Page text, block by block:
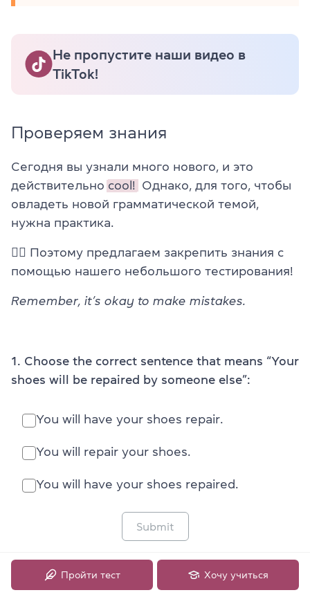
Не пропустите наши видео в
TikTok!
Проверяем знания
Сегодня вы узнали много нового, и это
действительно cool!
Однако, для того, чтобы
овладеть новой грамматической темой,
нужна практика.
✍🏼 Поэтому предлагаем закрепить знания с
помощью нашего небольшого тестирования!
Remember, it’s okay to make mistakes.
1. Choose the correct sentence that means “Your
shoes will be repaired by someone else”:
You will have your shoes repair.
You will repair your shoes.
You will have your shoes repaired.
Submit
2. Which sentence correctly expresses “A
Пройти тест Хочу учиться